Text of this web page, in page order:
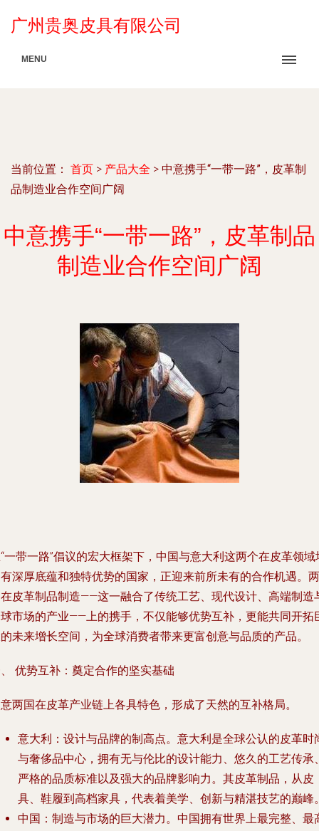
广州贵奥皮具有限公司
MENU
当前位置： 首页 > 产品大全 > 中意携手“一带一路”，皮革制
品制造业合作空间广阔
中意携手“一带一路”，皮革制品
制造业合作空间广阔
一带一路”倡议的宏大框架下，中国与意大利这两个在皮革领域
深厚底蕴和独特优势的国家，正迎来前所未有的合作机遇。两
皮革制品制造——这一融合了传统工艺、现代设计、高端制造
市场的产业——上的携手，不仅能够优势互补，更能共同开拓
未来增长空间，为全球消费者带来更富创意与品质的产品。
优势互补：奠定合作的坚实基础
两国在皮革产业链上各具特色，形成了天然的互补格局。
意大利：设计与品牌的制高点。意大利是全球公认的皮革时
与奢侈品中心，拥有无与伦比的设计能力、悠久的工艺传承
严格的品质标准以及强大的品牌影响力。其皮革制品，从皮
具、鞋履到高档家具，代表着美学、创新与精湛技艺的巅峰
中国：制造与市场的巨大潜力。中国拥有世界上最完整、最